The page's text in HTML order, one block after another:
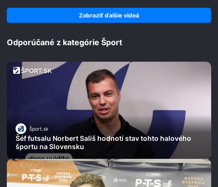
Zobraziť ďalšie videá
Odporúčané z kategórie Šport
Šport.sk
Šéf futsalu Norbert Sališ hodnotí stav tohto halového
športu na Slovensku